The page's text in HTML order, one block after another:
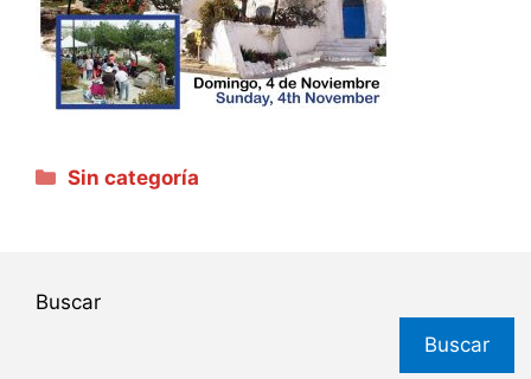
Categorías
Sin categoría
Buscar
Buscar